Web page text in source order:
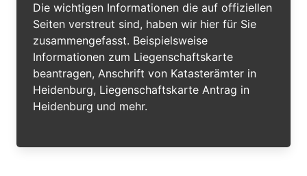
Die wichtigen Informationen die auf offiziellen
Seiten verstreut sind, haben wir hier für Sie
zusammengefasst. Beispielsweise
Informationen zum Liegenschaftskarte
beantragen, Anschrift von Katasterämter in
Heidenburg, Liegenschaftskarte Antrag in
Heidenburg und mehr.